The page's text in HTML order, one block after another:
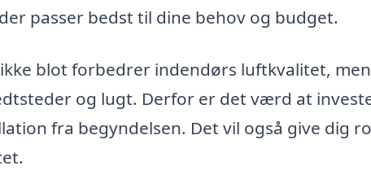
passer bedst til dine behov og budget.
blot forbedrer indendørs luftkvalitet,
og lugt. Derfor er det værd at
fra begyndelsen. Det vil også give dig